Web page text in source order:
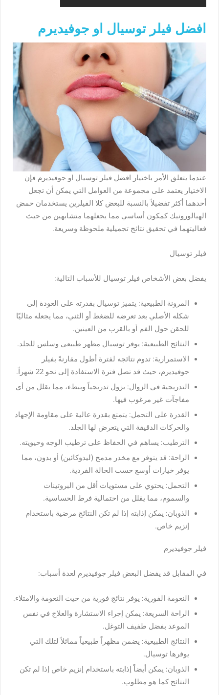
افضل فيلر توسيال او جوفيديرم
عندما يتعلق الأمر باختيار افضل فيلر توسيال او جوفيديرم فإن
الاختيار يعتمد على مجموعة من العوامل التي يمكن أن تجعل
أحدهما أكثر تفضيلاً بالنسبة للبعض كلا الفيلرين يستخدمان حمض
الهيالورونيك كمكون أساسي مما يجعلهما متشابهين من حيث
فعاليتهما في تحقيق نتائج تجميلية ملحوظة وسريعة.
فيلر توسيال
يفضل بعض الأشخاص فيلر توسيال للأسباب التالية:
المرونة الطبيعية: يتميز توسيال بقدرته على العودة إلى
شكله الأصلي بعد تعرضه للضغط أو الثني، مما يجعله مثاليًا
للحقن حول الفم أو بالقرب من العينين.
النتائج الطبيعية: يوفر توسيال مظهر طبيعي وسلس للجلد.
الاستمرارية: تدوم نتائجه لفترة أطول مقارنةً بفيلر
جوفيديرم، حيث قد تصل فترة الاستفادة إلى نحو 22 شهراً.
التدريجية في الزوال: يزول تدريجياً وببطء، مما يقلل من أي
مفاجآت غير مرغوب فيها.
القدرة على التحمل: يتمتع بقدرة عالية على مقاومة الإجهاد
والحركات الدقيقة التي يتعرض لها الجلد.
الترطيب: يساهم في الحفاظ على ترطيب الوجه وحيويته.
الراحة: قد يتوفر مع مخدر مدمج (ليدوكائين) أو بدون، مما
يوفر خيارات أوسع حسب الحالة الفردية.
التحمل: يحتوي على مستويات أقل من البروتينات
والسموم، مما يقلل من احتمالية فرط الحساسية.
الذوبان: يمكن إذابته إذا لم تكن النتائج مرضية باستخدام
إنزيم خاص.
فيلر جوفيديرم
في المقابل قد يفضل البعض فيلر جوفيديرم لعدة أسباب:
النعومة الفورية: يوفر نتائج فورية من حيث النعومة والامتلاء.
الراحة السريعة: يمكن إجراء الاستشارة والعلاج في نفس
الموعد بفضل طفيف التوغل.
النتائج الطبيعية: يضمن مظهراً طبيعياً مماثلاً لتلك التي
يوفرها توسيال.
الذوبان: يمكن أيضاً إذابته باستخدام إنزيم خاص إذا لم تكن
النتائج كما هو مطلوب.